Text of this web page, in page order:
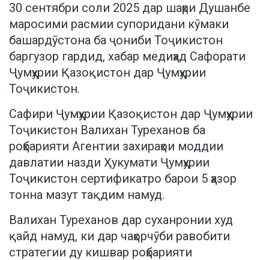
30 сентябри соли 2025 дар шаҳри Душанбе
маросими расмии супоридани кӯмаки
башардӯстона ба ҷониби Тоҷикистон
баргузор гардид, хабар медиҳад Сафорати
Ҷумҳурии Қазоқистон дар Ҷумҳурии
Тоҷикистон.
Сафири Ҷумҳурии Қазоқистон дар Ҷумҳурии
Тоҷикистон Валихан Туреханов ба
роҳбарияти Агентии захираҳои моддии
давлатии назди Ҳукумати Ҷумҳурии
Тоҷикистон сертификатро барои 5 ҳазор
тонна мазут тақдим намуд.
Валихан Туреханов дар суханронии худ
қайд намуд, ки дар чаҳорчӯби равобити
стратегии ду кишвар роҳбарияти